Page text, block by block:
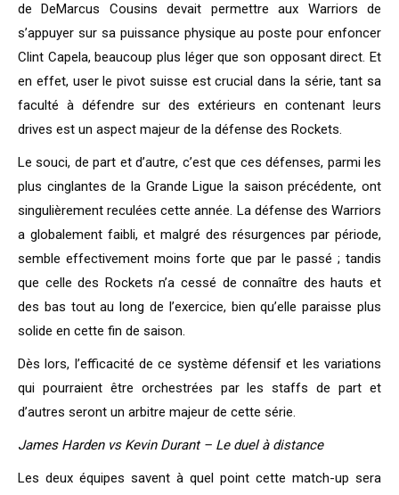
de DeMarcus Cousins devait permettre aux Warriors de
s’appuyer sur sa puissance physique au poste pour enfoncer
Clint Capela, beaucoup plus léger que son opposant direct. Et
en effet, user le pivot suisse est crucial dans la série, tant sa
faculté à défendre sur des extérieurs en contenant leurs
drives est un aspect majeur de la défense des Rockets.
Le souci, de part et d’autre, c’est que ces défenses, parmi les
plus cinglantes de la Grande Ligue la saison précédente, ont
singulièrement reculées cette année. La défense des Warriors
a globalement faibli, et malgré des résurgences par période,
semble effectivement moins forte que par le passé ; tandis
que celle des Rockets n’a cessé de connaître des hauts et
des bas tout au long de l’exercice, bien qu’elle paraisse plus
solide en cette fin de saison.
Dès lors, l’efficacité de ce système défensif et les variations
qui pourraient être orchestrées par les staffs de part et
d’autres seront un arbitre majeur de cette série.
James Harden vs Kevin Durant – Le duel à distance
Les deux équipes savent à quel point cette match-up sera